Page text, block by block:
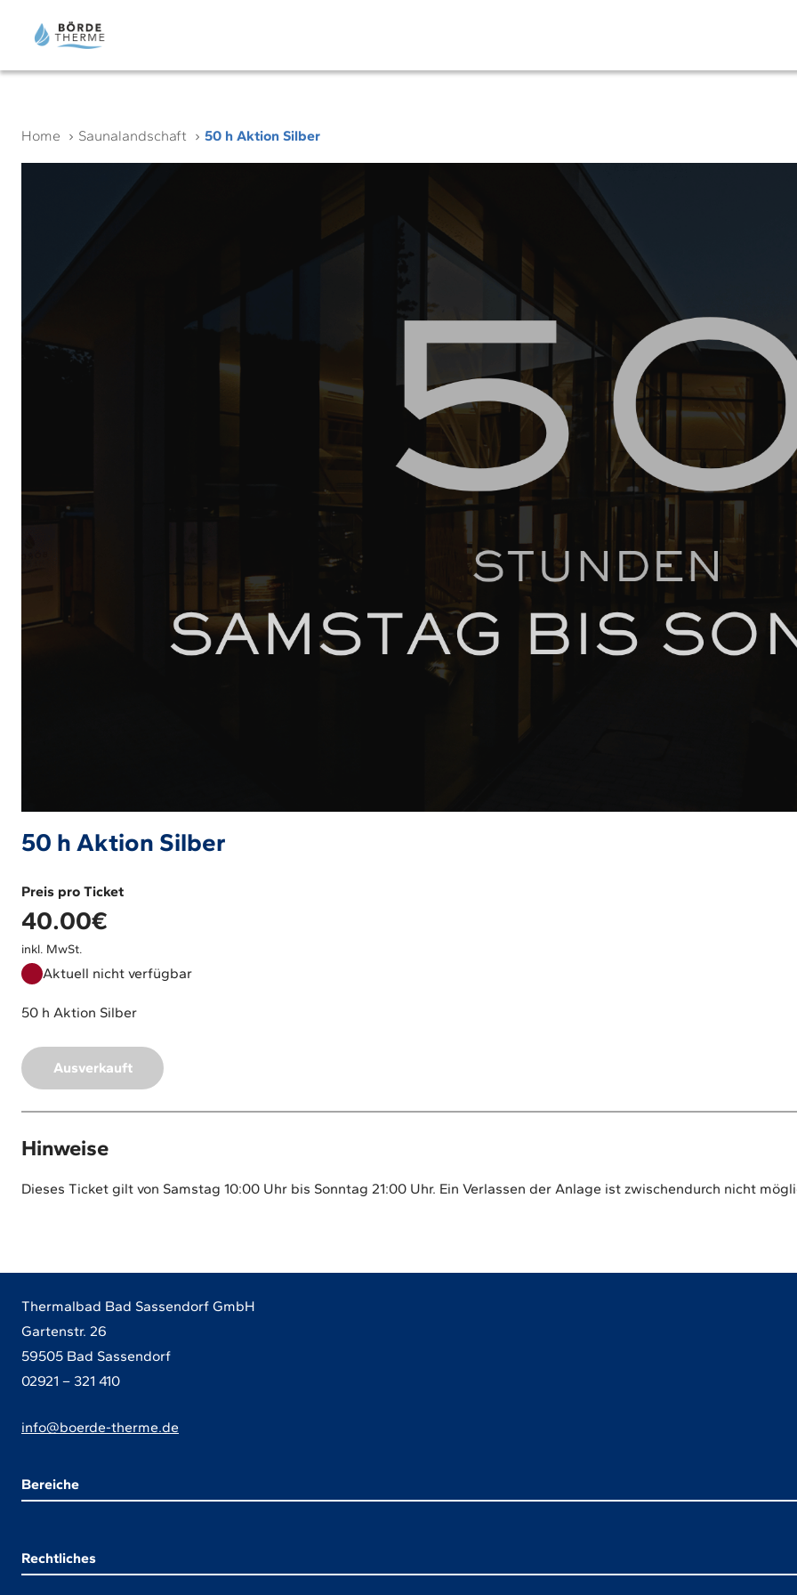
Home Saunalandschaft 50 h Aktion Silber
50 h Aktion Silber
Preis pro Ticket
40.00€
inkl. MwSt.
Aktuell nicht verfügbar
50 h Aktion Silber
Ausverkauft
Hinweise
Dieses Ticket gilt von Samstag 10:00 Uhr bis Sonntag 21:00 Uhr. Ein Verlassen der Anlage ist zwischendurch nicht
Thermalbad Bad Sassendorf GmbH
Gartenstr. 26
59505 Bad Sassendorf
02921 – 321 410
info@boerde-therme.de
Bereiche
Rechtliches